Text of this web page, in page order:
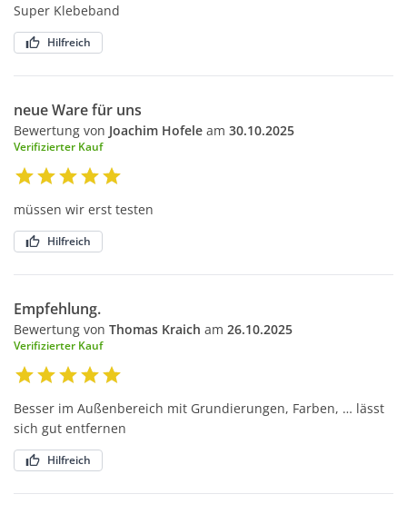
Super Klebeband
Hilfreich
neue Ware für uns
Bewertung von Joachim Hofele am 30.10.2025
Verifizierter Kauf
müssen wir erst testen
Hilfreich
Empfehlung.
Bewertung von Thomas Kraich am 26.10.2025
Verifizierter Kauf
Besser im Außenbereich mit Grundierungen, Farben, … lässt
sich gut entfernen
Hilfreich